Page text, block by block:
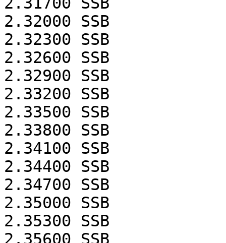
2.32000
SSB
2.32300
SSB
2.32600
SSB
2.32900
SSB
2.33200
SSB
2.33500
SSB
2.33800
SSB
2.34100
SSB
2.34400
SSB
2.34700
SSB
2.35000
SSB
2.35300
SSB
2.35600
SSB